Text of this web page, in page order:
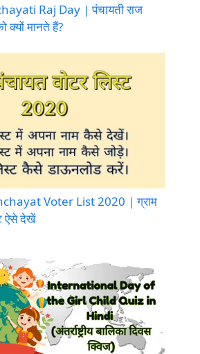
Raj Day | पंचायती राज
क्यों मानते हैं?
Voter List 2020 | ग्राम
ऐसे देखें